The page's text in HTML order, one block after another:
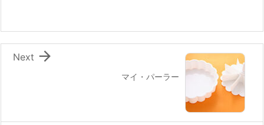
k
マイ・パーラー

Next